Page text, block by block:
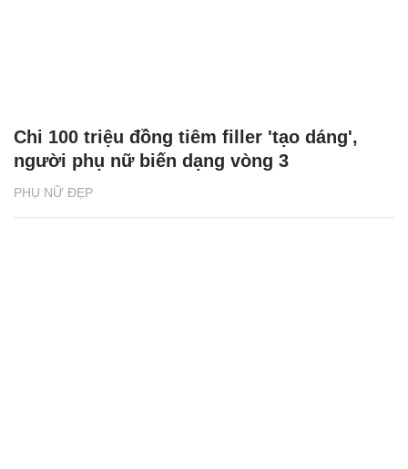
PHỤ NỮ ĐẸP
Chi 100 triệu đồng tiêm filler 'tạo dáng',
người phụ nữ biến dạng vòng 3